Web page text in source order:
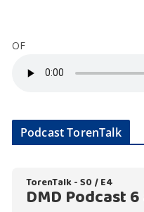
OF
Podcast TorenTalk